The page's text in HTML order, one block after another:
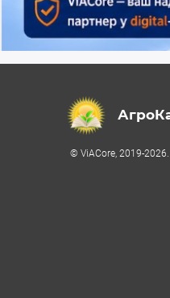
© ViACore, 2019-2026.